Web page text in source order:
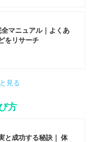
マニュアル｜よくあ
をリサーチ
見る
方
と成功する秘訣｜ 体